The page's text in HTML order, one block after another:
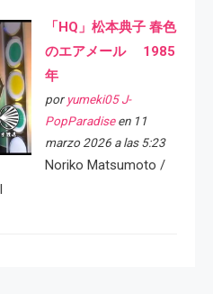
「HQ」松本典子 春色
のエアメール 1985
年
por yumeki05 J-
PopParadiseen 11
marzo 2026 a las 5:23
Noriko Matsumoto /